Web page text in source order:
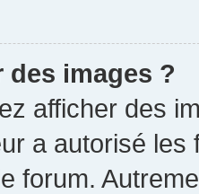
des images ?
afficher des
a autorisé
forum.